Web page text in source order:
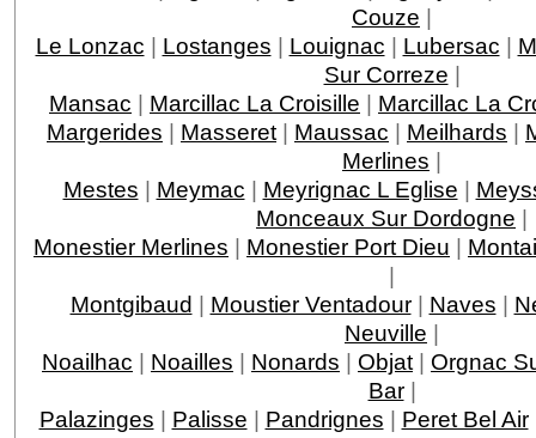
Couze |
Le Lonzac | Lostanges | Louignac | Lubersac |
Sur Correze |
Mansac | Marcillac La Croisille | Marcillac La
Margerides | Masseret | Maussac | Meilhards |
Merlines |
Mestes | Meymac | Meyrignac L Eglise |
Monceaux Sur Dordogne |
Monestier Merlines | Monestier Port Dieu |
|
Montgibaud | Moustier Ventadour| Naves |
Neuville |
Noailhac | Noailles | Nonards | Objat | Orgnac
Bar|
Palazinges | Palisse | Pandrignes | Peret Bel Air